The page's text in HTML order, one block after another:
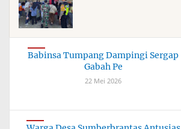
Babinsa Tumpang Dampingi Sergap
Gabah Pe
22 Mei 2026